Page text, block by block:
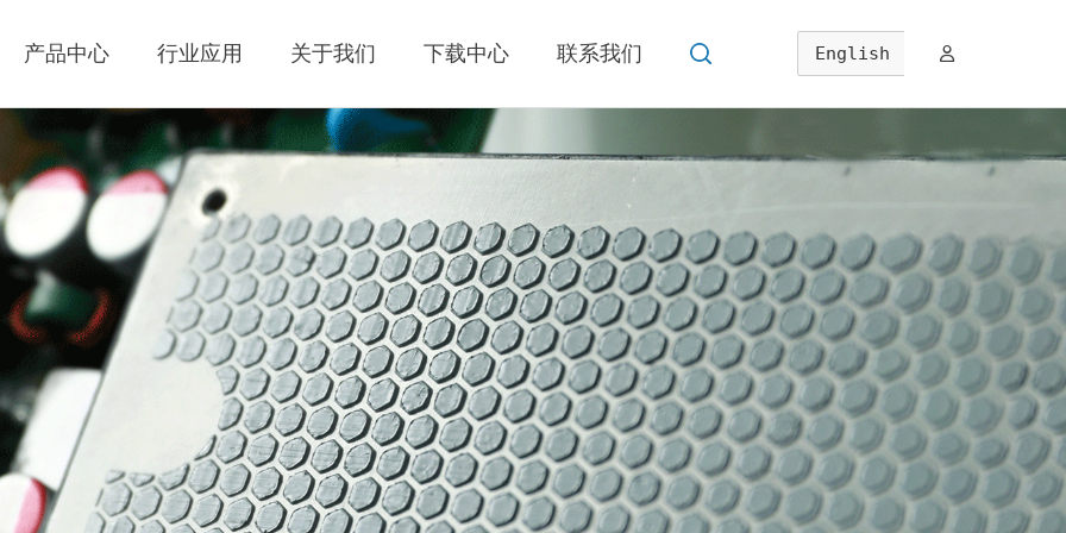
产品中心 行业应用 关于我们 下载中心 联系我们 English